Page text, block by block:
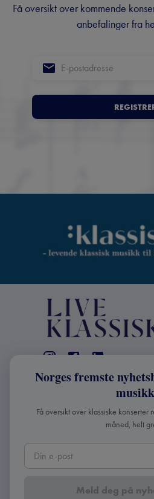
Få oversikt over kommende
anbefalinger fra
KONTAKT
Live Klassisk: +47 98670803
info@liveklassisk.no
Live Klassisk
Org nr: 932392364
Copyright ©2026Live Klassisk
Norges fremste
musikk
Få oversikt over klassiske
måned, helt
Meld deg på